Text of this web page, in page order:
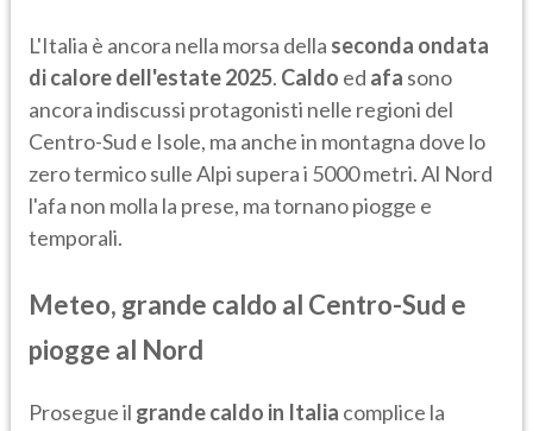
L'Italia è ancora nella morsa della seconda ondata
di calore dell'estate 2025. Caldo ed afa sono
ancora indiscussi protagonisti nelle regioni del
Centro-Sud e Isole, ma anche in montagna dove lo
zero termico sulle Alpi supera i 5000 metri. Al Nord
l'afa non molla la prese, ma tornano piogge e
temporali.
Meteo, grande caldo al Centro-Sud e
piogge al Nord
Prosegue il grande caldo in Italia complice la